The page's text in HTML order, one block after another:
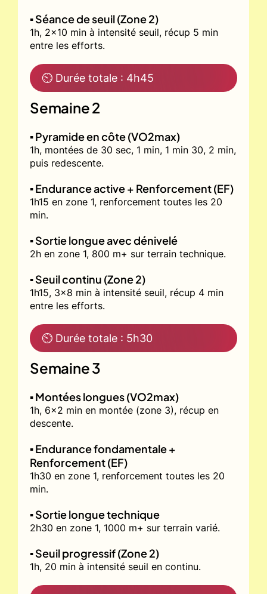
▪️ Séance de seuil (Zone 2)
1h, 2x10 min à intensité seuil, récup 5 min
entre les efforts.
⏲ Durée totale : 4h45
Semaine 2
▪️ Pyramide en côte (VO2max)
1h, montées de 30 sec, 1 min, 1 min 30, 2 min,
puis redescente.
▪️ Endurance active + Renforcement (EF)
1h15 en zone 1, renforcement toutes les 20
min.
▪️ Sortie longue avec dénivelé
2h en zone 1, 800 m+ sur terrain technique.
▪️ Seuil continu (Zone 2)
1h15, 3x8 min à intensité seuil, récup 4 min
entre les efforts.
⏲ Durée totale : 5h30
Semaine 3
▪️ Montées longues (VO2max)
1h, 6x2 min en montée (zone 3), récup en
descente.
▪️ Endurance fondamentale +
Renforcement (EF)
1h30 en zone 1, renforcement toutes les 20
min.
▪️ Sortie longue technique
2h30 en zone 1, 1000 m+ sur terrain varié.
▪️ Seuil progressif (Zone 2)
1h, 20 min à intensité seuil en continu.